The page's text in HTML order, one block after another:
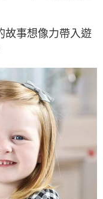
事想像力帶入遊